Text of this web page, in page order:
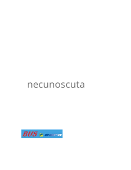
necunoscuta